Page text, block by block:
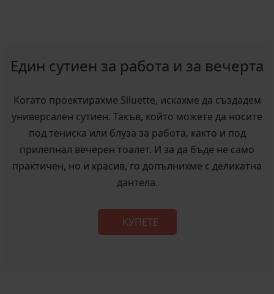
Един сутиен за работа и за вечерта
Когато проектирахме Siluette, искахме да създадем
универсален сутиен. Такъв, който можете да носите
под тениска или блуза за работа, както и под
прилепнал вечерен тоалет. И за да бъде не само
практичен, но и красив, го допълнихме с деликатна
дантела.
КУПЕТЕ